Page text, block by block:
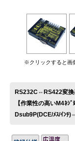
※クリックすると画
RS232C⇔RS422変換
【作業性の高いM4ﾈｼﾞ
Dsub9P(DCE/ﾒｽ/ｲﾝﾁ